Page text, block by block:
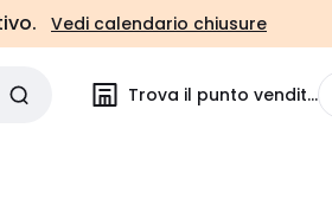
Vedi calendario chiusure
Trova il punto vendita